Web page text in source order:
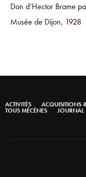
Don d’Hector Brame
Musée de Dijon, 1928
ACTIVITÉS ACQUISITIONS
TOUS MÉCÉNES JOURNAL